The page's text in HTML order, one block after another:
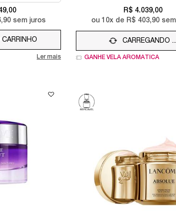
sem juros
RÉNERGIE H.C.F. TRIPLE SERUM
Ler mais
R$ 4.039,00
ou 10x de R$ 403,90
CARREGANDO ...
GANHE VELA AROMÁTICA